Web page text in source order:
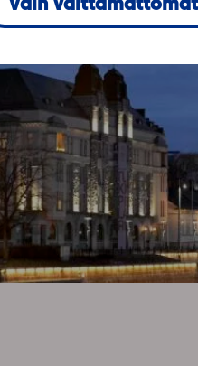
Vain välttämättömät